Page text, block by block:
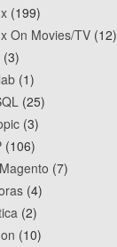
(199)
On Movies/TV (12)
(3)
(1)
(25)
(3)
(106)
Magento (7)
(4)
(2)
(10)